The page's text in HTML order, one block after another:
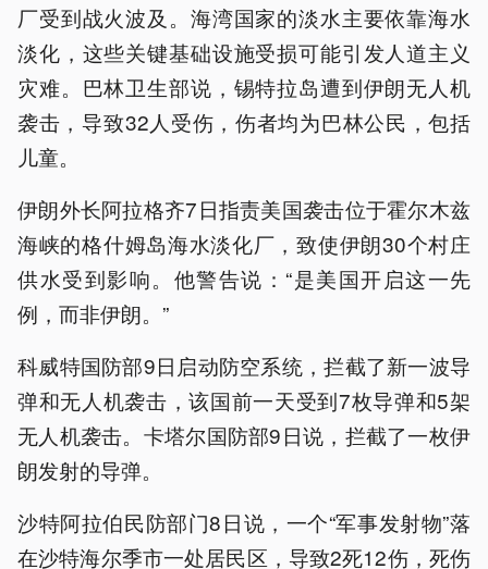
厂受到战火波及。海湾国家的淡水主要依靠海水
淡化，这些关键基础设施受损可能引发人道主义
灾难。巴林卫生部说，锡特拉岛遭到伊朗无人机
袭击，导致32人受伤，伤者均为巴林公民，包括
儿童。
伊朗外长阿拉格齐7日指责美国袭击位于霍尔木兹
海峡的格什姆岛海水淡化厂，致使伊朗30个村庄
供水受到影响。他警告说：“是美国开启这一先
例，而非伊朗。”
科威特国防部9日启动防空系统，拦截了新一波导
弹和无人机袭击，该国前一天受到7枚导弹和5架
无人机袭击。卡塔尔国防部9日说，拦截了一枚伊
朗发射的导弹。
沙特阿拉伯民防部门8日说，一个“军事发射物”落
在沙特海尔季市一处居民区，导致2死12伤，死伤